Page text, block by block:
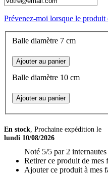
Prévenez-moi lorsque le produit
Balle diamètre 7 cm
Balle diamètre 10 cm
En stock, Prochaine expédition le
lundi 10/08/2026
Noté 5/5 par2 internautes
Retirer ce produit de mes
Ajouter ce produit à mes